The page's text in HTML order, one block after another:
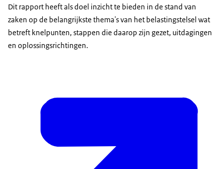
Dit rapport heeft als doel inzicht te bieden in de stand van
zaken op de belangrijkste thema's van het belastingstelsel wat
betreft knelpunten, stappen die daarop zijn gezet, uitdagingen
en oplossingsrichtingen.